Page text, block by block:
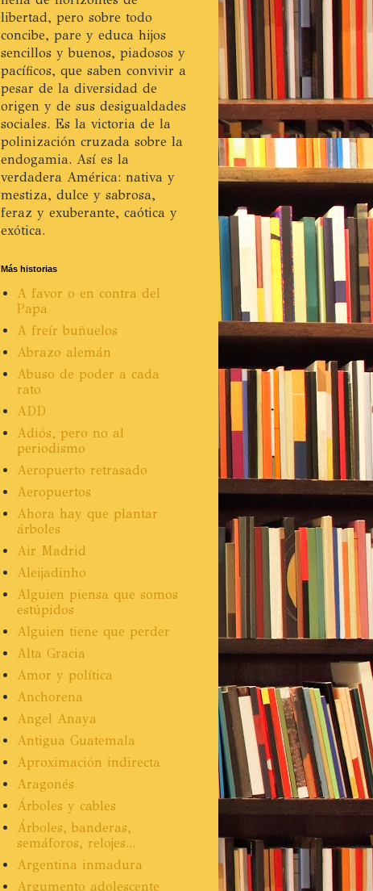
libertad, pero sobre todo
concibe, pare y educa hijos
sencillos y buenos, piadosos y
pacíficos, que saben convivir a
pesar de la diversidad de
origen y de sus desigualdades
sociales. Es la victoria de la
polinización cruzada sobre la
endogamia. Así es la
verdadera América: nativa y
mestiza, dulce y sabrosa,
feraz y exuberante, caótica y
exótica.
Más historias
A favor o en contra del
Papa
A freír buñuelos
Abrazo alemán
Abuso de poder a cada
rato
ADD
Adiós, pero no al
periodismo
Aeropuerto retrasado
Aeropuertos
Ahora hay que plantar
árboles
Air Madrid
Aleijadinho
Alguien piensa que somos
estúpidos
Alguien tiene que perder
Alta Gracia
Amor y política
Anchorena
Angel Anaya
Antigua Guatemala
Aproximación indirecta
Aragonés
Árboles y cables
Árboles, banderas,
semáforos, relojes...
Argentina inmadura
Argumento adolescente